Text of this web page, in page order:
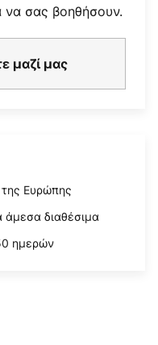
να σας βοηθήσουν.
μαζί μας
Ευρώπης
διαθέσιμα
ημερών